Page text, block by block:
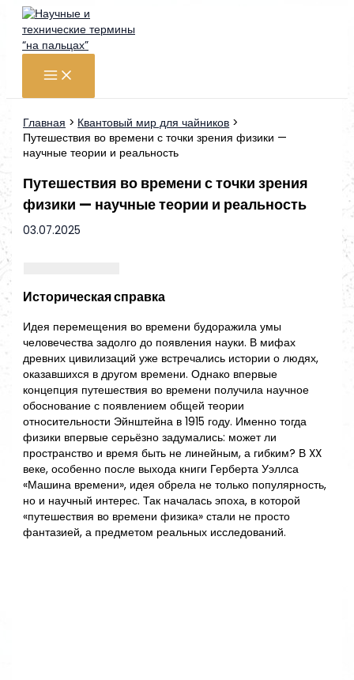
Перейти
содержимому
Главная
Квантовый мир для чайников
Путешествия во времени с точки зрения физики —
научные теории и реальность
Путешествия во времени с точки зрения
физики — научные теории и реальность
03.07.2025
Историческая справка
Идея перемещения во времени будоражила умы
человечества задолго до появления науки. В мифах
древних цивилизаций уже встречались истории о людях,
оказавшихся в другом времени. Однако впервые
концепция путешествия во времени получила научное
обоснование с появлением общей теории
относительности Эйнштейна в 1915 году. Именно тогда
физики впервые серьёзно задумались: может ли
пространство и время быть не линейным, а гибким? В XX
веке, особенно после выхода книги Герберта Уэллса
«Машина времени», идея обрела не только популярность,
но и научный интерес. Так началась эпоха, в которой
«путешествия во времени физика» стали не просто
фантазией, а предметом реальных исследований.